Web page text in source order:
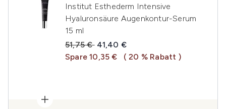
Institut Esthederm Intensive
Hyaluronsäure Augenkontur-Serum
15 ml
Unverbindliche Preisempfehlung:
51,75 € Aktueller Preis:
41,40 €
Spare 10,35 €
( 20 % Rabatt )